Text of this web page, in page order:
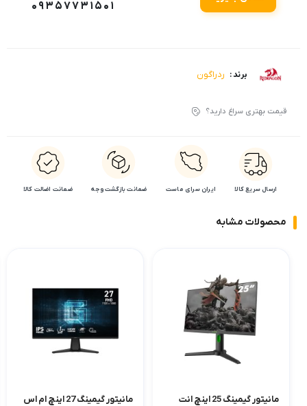
09357731501
برند : ردراگون
قیمت بهتری سراغ دارید؟
ارسال سریع کالا ایران سرای ماست ضمانت بازگشت وجه ضمانت اضالت کالا
محصولات مشابه
مانیتور گیمینگ 25 اینچ انت
مانیتور گیمینگ 27 اینچ ام اس